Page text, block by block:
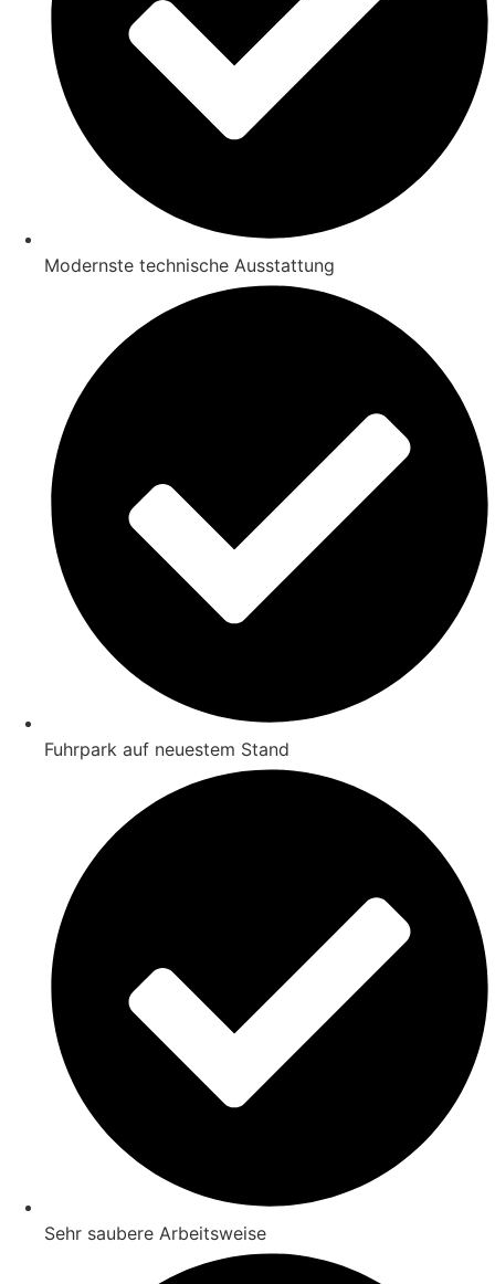
Modernste technische Ausstattung
Fuhrpark auf neuestem Stand
Sehr saubere Arbeitsweise